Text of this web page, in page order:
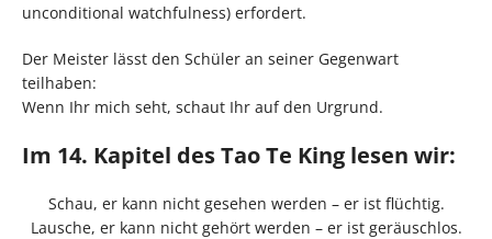
unconditional watchfulness) erfordert.
Der Meister lässt den Schüler an seiner Gegenwart
teilhaben:
Wenn Ihr mich seht, schaut Ihr auf den Urgrund.
Im 14. Kapitel des Tao Te King lesen wir:
Schau, er kann nicht gesehen werden – er ist flüchtig.
Lausche, er kann nicht gehört werden – er ist geräuschlos.